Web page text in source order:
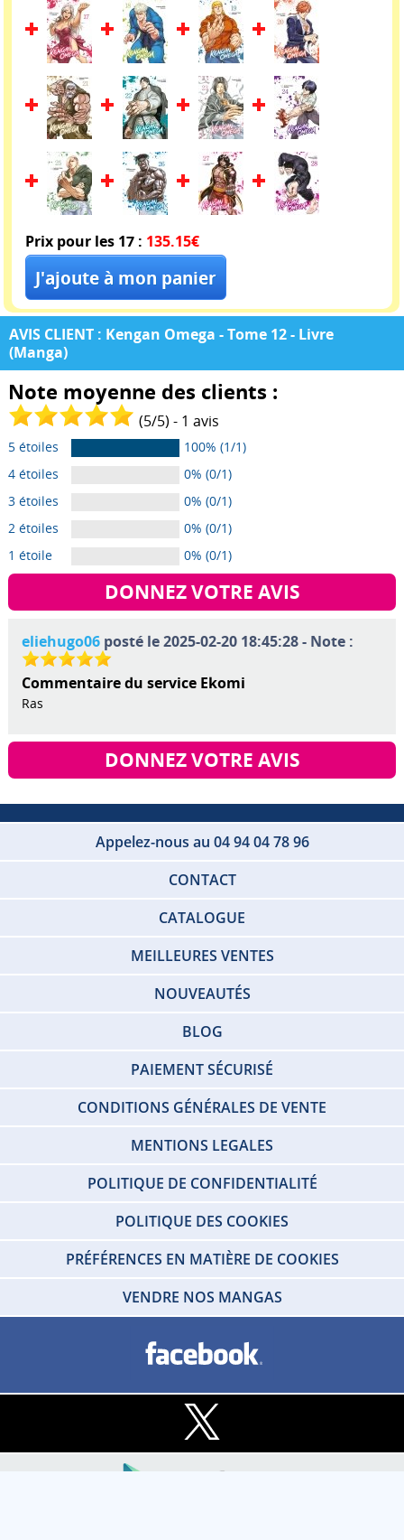
Prix pour les 17 : 135.15€
AVIS CLIENT : Kengan Omega - Tome 12 - Livre
(Manga)
Note moyenne des clients :
(5/5) - 1 avis
5 étoiles
100% (1/1)
4 étoiles
0% (0/1)
3 étoiles
0% (0/1)
2 étoiles
0% (0/1)
1 étoile
0% (0/1)
DONNEZ VOTRE AVIS
eliehugo06posté le 2025-02-20 18:45:28 - Note :
Commentaire du service Ekomi
Ras
DONNEZ VOTRE AVIS
Appelez-nous au 04 94 04 78 96
CONTACT
CATALOGUE
MEILLEURES VENTES
NOUVEAUTÉS
BLOG
PAIEMENT SÉCURISÉ
CONDITIONS GÉNÉRALES DE VENTE
MENTIONS LEGALES
POLITIQUE DE CONFIDENTIALITÉ
POLITIQUE DES COOKIES
PRÉFÉRENCES EN MATIÈRE DE COOKIES
VENDRE NOS MANGAS